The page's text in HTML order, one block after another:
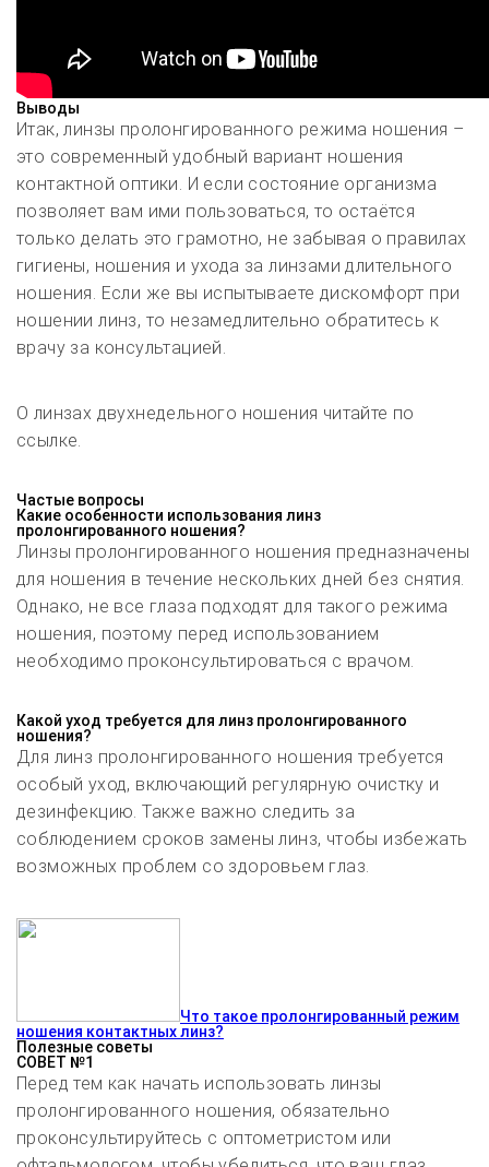
Выводы
Итак, линзы пролонгированного режима ношения –
это современный удобный вариант ношения
контактной оптики. И если состояние организма
позволяет вам ими пользоваться, то остаётся
только делать это грамотно, не забывая о правилах
гигиены, ношения и ухода за линзами длительного
ношения. Если же вы испытываете дискомфорт при
ношении линз, то незамедлительно обратитесь к
врачу за консультацией.
О линзах двухнедельного ношения читайте по
ссылке.
Частые вопросы
Какие особенности использования линз
пролонгированного ношения?
Линзы пролонгированного ношения предназначены
для ношения в течение нескольких дней без снятия.
Однако, не все глаза подходят для такого режима
ношения, поэтому перед использованием
необходимо проконсультироваться с врачом.
Какой уход требуется для линз пролонгированного
ношения?
Для линз пролонгированного ношения требуется
особый уход, включающий регулярную очистку и
дезинфекцию. Также важно следить за
соблюдением сроков замены линз, чтобы избежать
возможных проблем со здоровьем глаз.
Что такое пролонгированный режим
ношения контактных линз?
Полезные советы
СОВЕТ №1
Перед тем как начать использовать линзы
пролонгированного ношения, обязательно
проконсультируйтесь с оптометристом или